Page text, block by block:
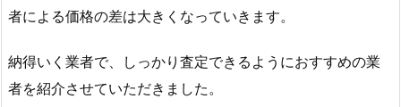
者による価格の差は大きくなっていきます。
納得いく業者で、しっかり査定できるようにおすすめの業
者を紹介させていただきました。